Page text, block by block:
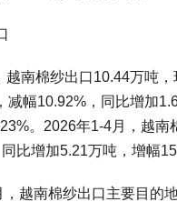
越南棉纱出口10.44万吨，
减幅10.92%，同比增加
。2026年1-4月，越南
比增加5.21万吨，增幅
，越南棉纱出口主要目的